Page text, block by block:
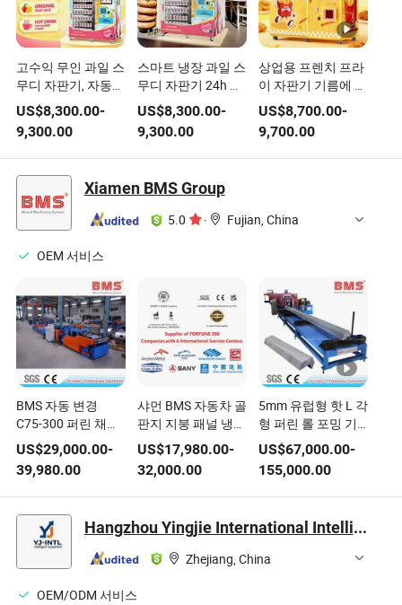
고수익 무인 과일 스
무디 자판기, 자동
혼합 냉동 음료 자판
기 소매업체 피트니
스 센터용
US$8,300.00-
9,300.00
스마트 냉장 과일 스
무디 자판기 24h 셀
프 서비스 자동 세척
냉동 과일 쉐이크 블
렌딩 키오스크, 다양
한 결제 시스템 포함
US$8,300.00-
9,300.00
상업용 프렌치 프라
이 자판기 기름에 튀
긴 간식 튀김 식당
US$8,700.00-
9,700.00
Xiamen BMS Group
5.0 · Fujian, China
OEM 서비스
BMS 자동 변경
C75-300 퍼린 채널
냉간 압연 성형기 롤
러 포머 기계 PLC 시
스템 공장 가격
US$29,000.00-
39,980.00
샤먼 BMS 자동차 골
판지 지붕 패널 냉간
압연 기계 롤 포밍
기계 PPGI 재료 제
작
US$17,980.00-
32,000.00
5mm 유럽형 핫 L 각
형 퍼린 롤 포밍 기
계 자동 적재기 포함
US$67,000.00-
155,000.00
Hangzhou Yingjie International Intelligent Equipment Co., Ltd.
Zhejiang, China
OEM/ODM 서비스